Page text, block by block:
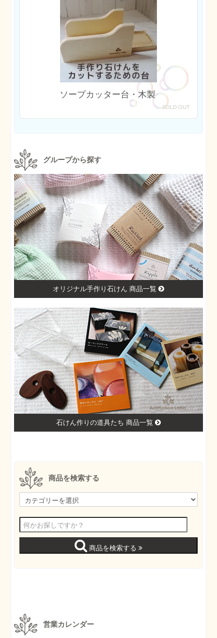
ソープカッター台・木製
SOLD OUT
グループから探す
オリジナル手作り石けん 商品一覧
石けん作りの道具たち 商品一覧
商品を検索する
商品を検索する
営業カレンダー